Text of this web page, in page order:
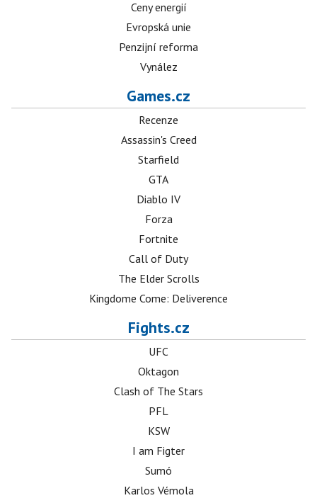
Ceny energií
Evropská unie
Penzijní reforma
Vynález
Games.cz
Recenze
Assassin's Creed
Starfield
GTA
Diablo IV
Forza
Fortnite
Call of Duty
The Elder Scrolls
Kingdome Come: Deliverence
Fights.cz
UFC
Oktagon
Clash of The Stars
PFL
KSW
I am Figter
Sumó
Karlos Vémola